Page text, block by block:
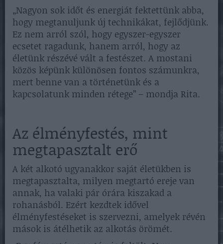
„Nagyon sok időt és energiát fektettünk abba,
hogy megtanuljunk új technikákat, fejlődjünk.
Ez nem arról szól, hogy egyszer-egyszer
ecsetet ragadunk, hanem arról, hogy az
életünk részévé vált a festészet. A mostani
közös képünk különösen fontos számunkra,
mert benne van a történetünk és a
kapcsolatunk minden rétege” – mondja Rita.
Az élményfestés, mint
megtapasztalt erő
A két alkotó ugyanakkor saját életükben is
megtapasztalta, milyen megtartó ereje van
annak, ha valaki pár órára kiszakad a
rohanásból. Ezért kezdtek idővel
élményfestéseket is szervezni, amelyek révén
mások is átélhetik az alkotás örömét.